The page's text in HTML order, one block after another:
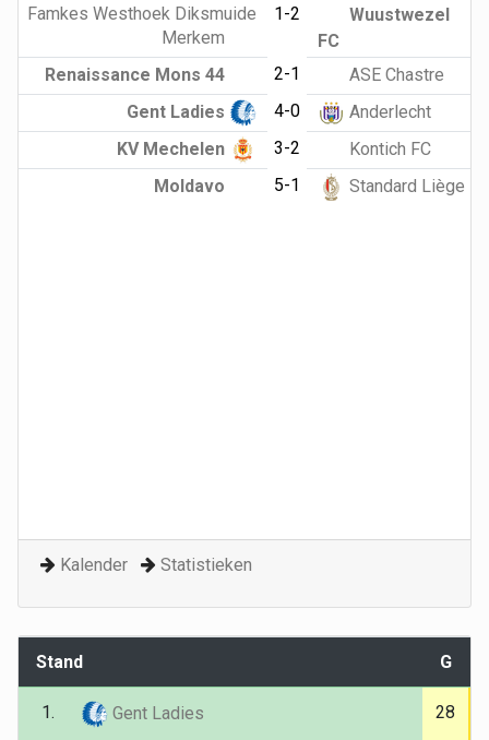
Famkes Westhoek Diksmuide
Merkem
1-2
Wuustwezel
FC
Renaissance Mons 44
2-1
ASE Chastre
Gent Ladies
4-0
Anderlecht
KV Mechelen
3-2
Kontich FC
Moldavo
5-1 Standard Liège
Kalender Statistieken
Stand G
1. Gent Ladies 28